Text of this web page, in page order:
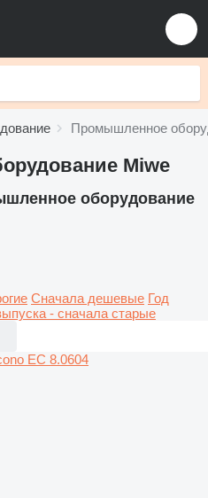
Промышленное
Miwe
оборудование
Сначала дешевые Год
- сначала старые